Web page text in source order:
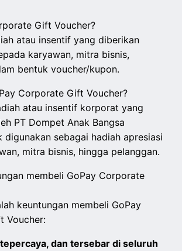
Gift Voucher?
atau insentif yang diberikan
karyawan, mitra bisnis,
bentuk voucher/kupon.
Corporate Gift Voucher?
atau insentif korporat yang
PT Dompet Anak Bangsa
digunakan sebagai hadiah apresiasi
mitra bisnis, hingga pelanggan.
membeli GoPay Corporate
keuntungan membeli GoPay
Voucher:
tepercaya, dan tersebar di seluruh